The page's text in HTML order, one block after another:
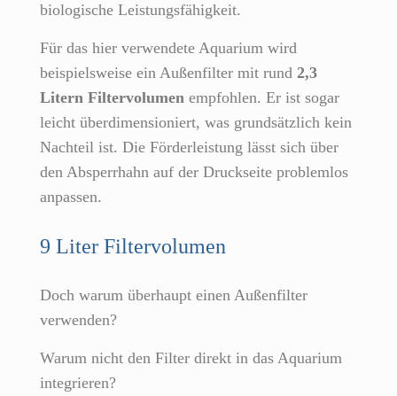
biologische Leistungsfähigkeit.
Für das hier verwendete Aquarium wird
beispielsweise ein Außenfilter mit rund 2,3
Litern Filtervolumen empfohlen. Er ist sogar
leicht überdimensioniert, was grundsätzlich kein
Nachteil ist. Die Förderleistung lässt sich über
den Absperrhahn auf der Druckseite problemlos
anpassen.
9 Liter Filtervolumen
Doch warum überhaupt einen Außenfilter
verwenden?
Warum nicht den Filter direkt in das Aquarium
integrieren?